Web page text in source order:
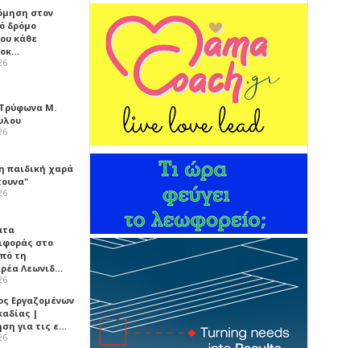
στον
δρόμο
κάθε
Μ.
παιδική χαρά
στο
τη
Λεωνιδ…
Εργαζομένων
|
για τις ε…